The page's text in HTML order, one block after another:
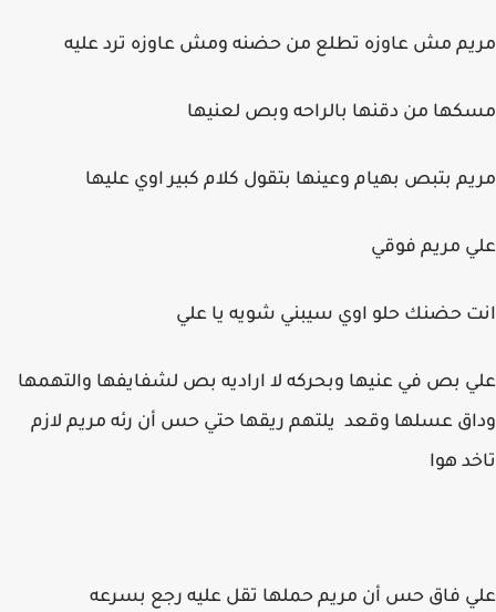
مريم مش عاوزه تطلع من حضنه ومش عاوزه ترد عليه
مسكها من دقنها بالراحه وبص لعنيها
مريم بتبص بهيام وعينها بتقول كلام كبير اوي عليها
علي مريم فوقي
انت حضنك حلو اوي سيبني شويه يا علي
علي بص في عنيها وبحركه لا اراديه بص لشفايفها والتهمها
وداق عسلها وقعد يلتهم ريقها حتي حس أن رئه مريم لازم
تاخد هوا
علي فاق حس أن مريم حملها تقل عليه رجع بسرعه